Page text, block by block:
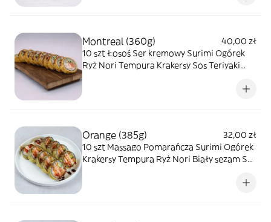
Montreal (360g)
40,00 zł
10 szt Łosoś Ser kremowy Surimi Ogórek
Ryż Nori Tempura Krakersy Sos Teriyaki
Orange (385g)
32,00 zł
10 szt Massago Pomarańcza Surimi Ogórek
Krakersy Tempura Ryż Nori Biały sezam Sos